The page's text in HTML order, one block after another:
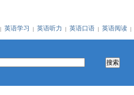
英语学习 英语听力 英语口语 英语阅读